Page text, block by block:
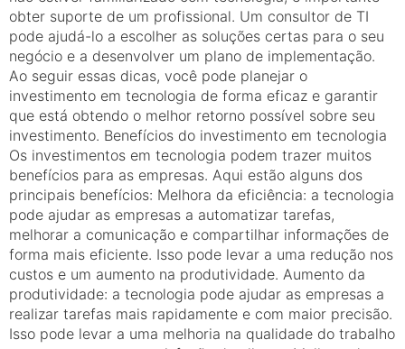
obter suporte de um profissional. Um consultor de TI
pode ajudá-lo a escolher as soluções certas para o seu
negócio e a desenvolver um plano de implementação.
Ao seguir essas dicas, você pode planejar o
investimento em tecnologia de forma eficaz e garantir
que está obtendo o melhor retorno possível sobre seu
investimento. Benefícios do investimento em tecnologia
Os investimentos em tecnologia podem trazer muitos
benefícios para as empresas. Aqui estão alguns dos
principais benefícios: Melhora da eficiência: a tecnologia
pode ajudar as empresas a automatizar tarefas,
melhorar a comunicação e compartilhar informações de
forma mais eficiente. Isso pode levar a uma redução nos
custos e um aumento na produtividade. Aumento da
produtividade: a tecnologia pode ajudar as empresas a
realizar tarefas mais rapidamente e com maior precisão.
Isso pode levar a uma melhoria na qualidade do trabalho